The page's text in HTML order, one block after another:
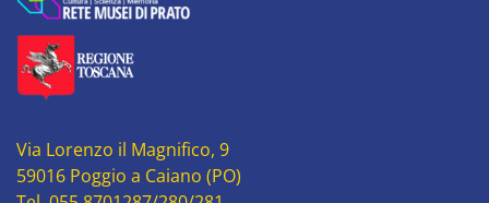
Via Lorenzo il Magnifico, 9
59016 Poggio a Caiano (PO)